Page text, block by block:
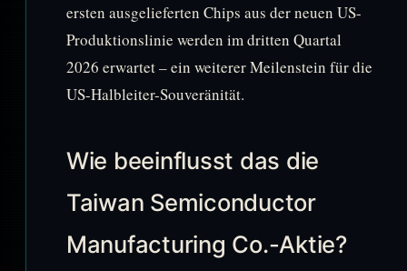
ersten ausgelieferten Chips aus der neuen US-
Produktionslinie werden im dritten Quartal
2026 erwartet – ein weiterer Meilenstein für die
US-Halbleiter-Souveränität.
Wie beeinflusst das die
Taiwan Semiconductor
Manufacturing Co.-Aktie?